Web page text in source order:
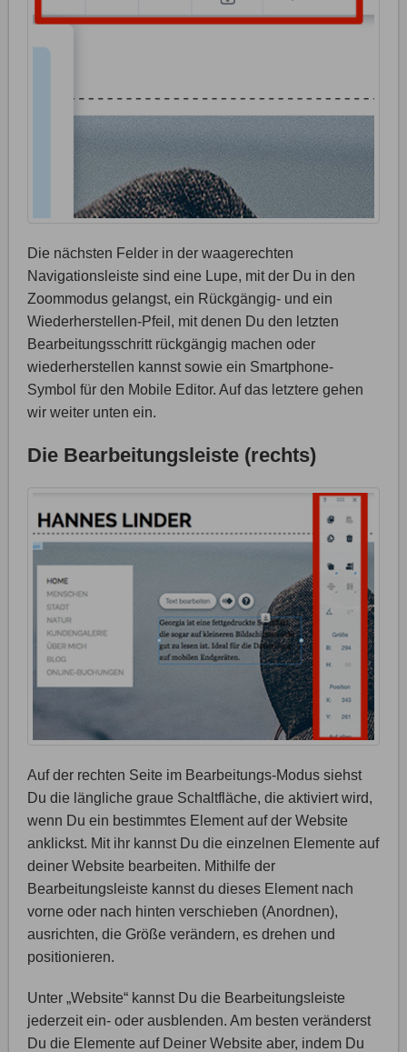
Die nächsten Felder in der waagerechten
Navigationsleiste sind eine Lupe, mit der Du in den
Zoommodus gelangst, ein Rückgängig- und ein
Wiederherstellen-Pfeil, mit denen Du den letzten
Bearbeitungsschritt rückgängig machen oder
wiederherstellen kannst sowie ein Smartphone-
Symbol für den Mobile Editor. Auf das letztere gehen
wir weiter unten ein.
Die Bearbeitungsleiste (rechts)
Auf der rechten Seite im Bearbeitungs-Modus siehst
Du die längliche graue Schaltfläche, die aktiviert wird,
wenn Du ein bestimmtes Element auf der Website
anklickst. Mit ihr kannst Du die einzelnen Elemente auf
deiner Website bearbeiten. Mithilfe der
Bearbeitungsleiste kannst du dieses Element nach
vorne oder nach hinten verschieben (Anordnen),
ausrichten, die Größe verändern, es drehen und
positionieren.
Unter „Website“ kannst Du die Bearbeitungsleiste
jederzeit ein- oder ausblenden. Am besten veränderst
Du die Elemente auf Deiner Website aber, indem Du